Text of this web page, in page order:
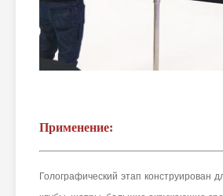
Применение:
Голографический этап конструирован